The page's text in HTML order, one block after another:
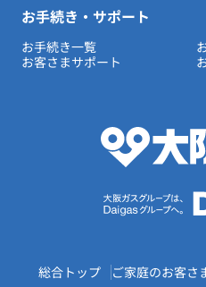
お手続き・サポート
お手続き一覧
お客さまサポート
総合トップ ご家庭のお客さ